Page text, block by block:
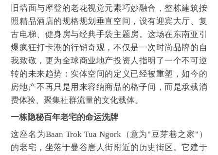
旧墙面与摩登的老花视觉元素巧妙融合，整栋建筑按
照精品酒店的规格规划垂直空间，设有迎宾大厅、复
古电梯、健身房与经典手袋主题房。这场在东南亚引
爆疯狂打卡潮的行销奇观，不仅是一次时尚品牌的自
我致敬，更为全球商业地产投资人指明了一个不可逆
转的未来趋势：实体空间的定义已经被重塑，如今的
房地产不再只是用来容纳商品的格子间，而是承载消
费体验、聚集社群流量的文化载体。
一栋隐秘百年老宅的命运洗牌
这座名为Baan Trok Tua Ngork（意为"豆芽巷之家"）
的老宅，坐落于曼谷唐人街附近的历史街区。它建于